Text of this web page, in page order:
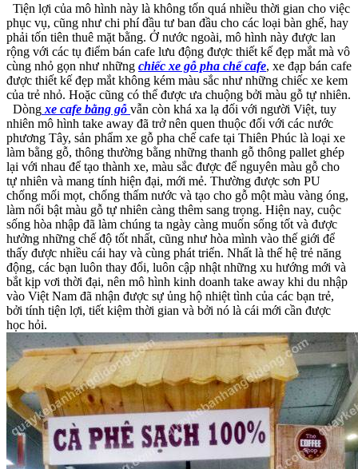
Tiện lợi của mô hình này là không tốn quá nhiều thời gian cho việc
phục vụ, cũng như chi phí đầu tư ban đầu cho các loại bàn ghế, hay
phải tốn tiên thuê mặt bằng. Ở nước ngoài, mô hình này được lan
rộng với các tụ điểm bán cafe lưu động được thiết kế đẹp mắt mà vô
cùng nhỏ gọn như những chiếc xe gỗ pha chế cafe, xe đạp bán cafe
được thiết kế đẹp mắt không kém màu sắc như những chiếc xe kem
của trẻ nhỏ. Hoặc cũng có thể được ưa chuộng bởi màu gỗ tự nhiên.
Dòng xe cafe bằng gỗ vẫn còn khá xa lạ đối với người Việt, tuy
nhiên mô hình take away đã trở nên quen thuộc đối với các nước
phương Tây, sản phẩm xe gỗ pha chế cafe tại Thiên Phúc là loại xe
làm bằng gỗ, thông thường bằng những thanh gỗ thông pallet ghép
lại với nhau để tạo thành xe, màu sắc được để nguyên màu gỗ cho
tự nhiên và mang tính hiện đại, mới mẻ. Thường được sơn PU
chống mối mọt, chống thấm nước và tạo cho gỗ một màu vàng óng,
làm nổi bật màu gỗ tự nhiên càng thêm sang trọng. Hiện nay, cuộc
sống hòa nhập đã làm chúng ta ngày càng muốn sống tốt và được
hưởng những chế độ tốt nhất, cũng như hòa mình vào thế giới để
thấy được nhiều cái hay và cùng phát triển. Nhất là thế hệ trẻ năng
động, các bạn luôn thay đổi, luôn cập nhật những xu hướng mới và
bắt kịp vơi thời đại, nên mô hình kinh doanh take away khi du nhập
vào Việt Nam đã nhận được sự ủng hộ nhiệt tình của các bạn trẻ,
bởi tính tiện lợi, tiết kiệm thời gian và bởi nó là cái mới cần được
học hỏi.